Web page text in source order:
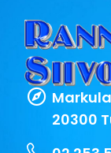
20300